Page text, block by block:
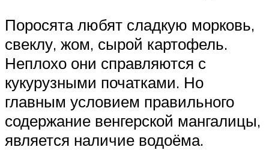
Поросята любят сладкую морковь,
свеклу, жом, сырой картофель.
Неплохо они справляются с
кукурузными початками. Но
главным условием правильного
содержание венгерской мангалицы,
является наличие водоёма.